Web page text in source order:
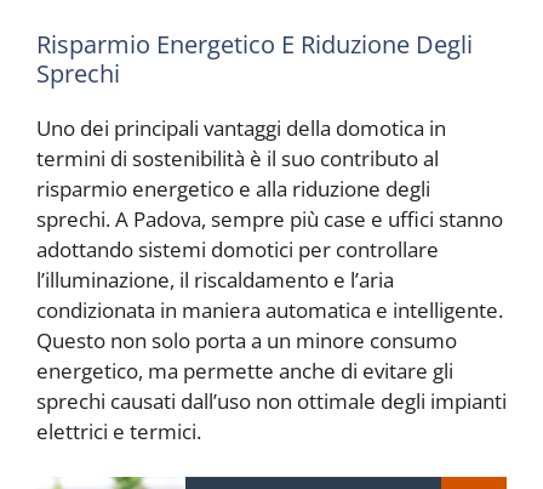
Risparmio Energetico E Riduzione Degli
Sprechi
Uno dei principali vantaggi della domotica in
termini di sostenibilità è il suo contributo al
risparmio energetico e alla riduzione degli
sprechi. A Padova, sempre più case e uffici stanno
adottando sistemi domotici per controllare
l’illuminazione, il riscaldamento e l’aria
condizionata in maniera automatica e intelligente.
Questo non solo porta a un minore consumo
energetico, ma permette anche di evitare gli
sprechi causati dall’uso non ottimale degli impianti
elettrici e termici.